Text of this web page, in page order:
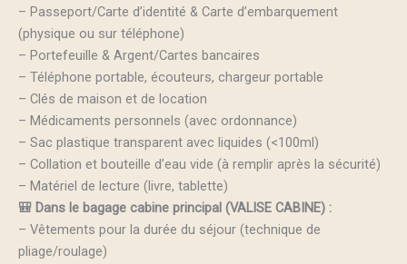
– Passeport/Carte d’identité & Carte d’embarquement
(physique ou sur téléphone)
– Portefeuille & Argent/Cartes bancaires
– Téléphone portable, écouteurs, chargeur portable
– Clés de maison et de location
– Médicaments personnels (avec ordonnance)
– Sac plastique transparent avec liquides (<100ml)
– Collation et bouteille d’eau vide (à remplir après la sécurité)
– Matériel de lecture (livre, tablette)
🎒 Dans le bagage cabine principal (VALISE CABINE) :
– Vêtements pour la durée du séjour (technique de
pliage/roulage)